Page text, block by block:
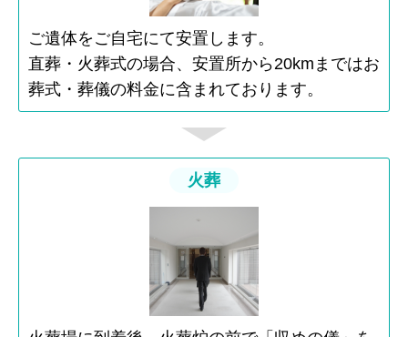
ご遺体をご自宅にて安置します。
直葬・火葬式の場合、安置所から20kmまではお
葬式・葬儀の料金に含まれております。
火葬